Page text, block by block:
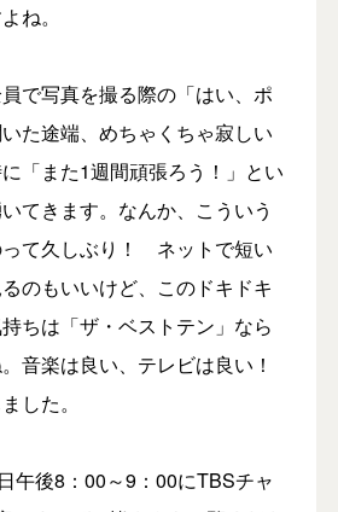
ね。
で写真を撮る際の「はい、ポ
た途端、めちゃくちゃ寂しい
「また1週間頑張ろう！」とい
てきます。なんか、こういう
て久しぶり！ ネットで短い
のもいいけど、このドキドキ
ちは「ザ・ベストテン」なら
音楽は良い、テレビは良い！
した。
午後8：00～9：00にTBSチャ